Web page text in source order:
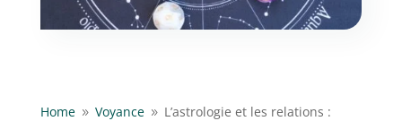
Home 9 Voyance 9 L’astrologie et les relations :